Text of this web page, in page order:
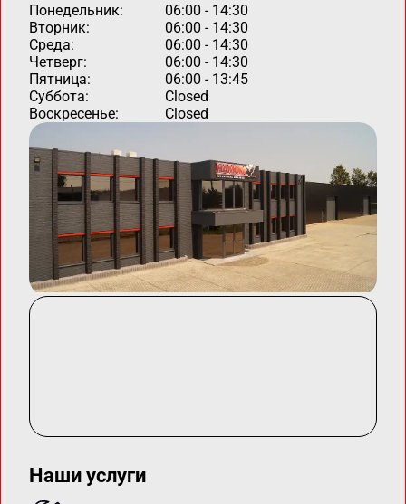
Понедельник:
06:00 - 14:30
Вторник:
06:00 - 14:30
Среда:
06:00 - 14:30
Четверг:
06:00 - 14:30
Пятница:
06:00 - 13:45
Суббота:
Closed
Воскресенье:
Closed
Наши услуги